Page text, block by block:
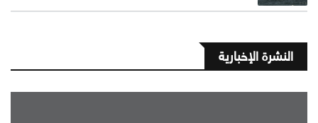
النشرة الإخبارية